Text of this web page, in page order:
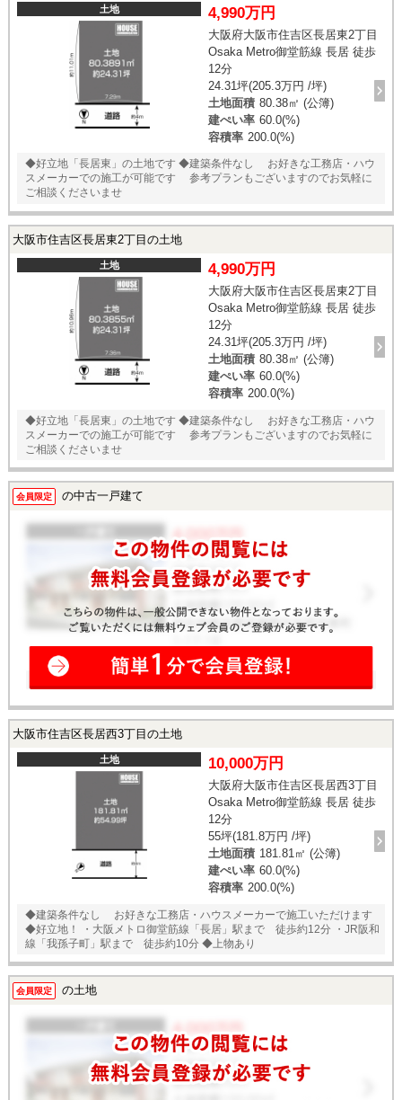
土地 4,990万円
大阪府大阪市住吉区長居東2丁目
Osaka Metro御堂筋線 長居 徒歩
12分
24.31坪(205.3万円 /坪)
土地面積 80.38㎡ (公簿)
建ぺい率 60.0(%)
容積率 200.0(%)
◆好立地「長居東」の土地です ◆建築条件なし お好きな工務店・ハウ
スメーカーでの施工が可能です 参考プランもございますのでお気軽に
ご相談くださいませ
大阪市住吉区長居東2丁目の土地
土地 4,990万円
大阪府大阪市住吉区長居東2丁目
Osaka Metro御堂筋線 長居 徒歩
12分
24.31坪(205.3万円 /坪)
土地面積 80.38㎡ (公簿)
建ぺい率 60.0(%)
容積率 200.0(%)
◆好立地「長居東」の土地です ◆建築条件なし お好きな工務店・ハウ
スメーカーでの施工が可能です 参考プランもございますのでお気軽に
ご相談くださいませ
会員限定 の中古一戸建て
大阪市住吉区長居西3丁目の土地
土地 10,000万円
大阪府大阪市住吉区長居西3丁目
Osaka Metro御堂筋線 長居 徒歩
12分
55坪(181.8万円 /坪)
土地面積 181.81㎡ (公簿)
建ぺい率 60.0(%)
容積率 200.0(%)
◆建築条件なし お好きな工務店・ハウスメーカーで施工いただけます
◆好立地！ ・大阪メトロ御堂筋線「長居」駅まで 徒歩約12分 ・JR阪和
線「我孫子町」駅まで 徒歩約10分 ◆上物あり
会員限定 の土地